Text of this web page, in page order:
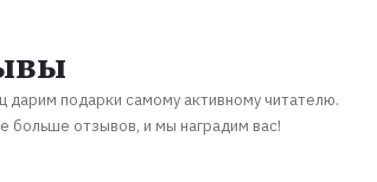
дарим подарки самому активному читателю.
больше отзывов, и мы наградим вас!